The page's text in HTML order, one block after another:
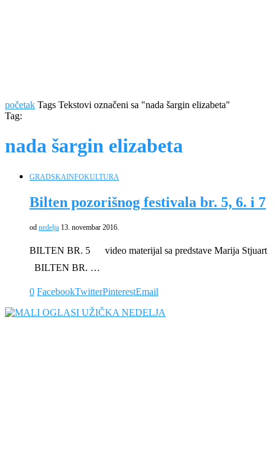
početak Tags Tekstovi označeni sa "nada šargin elizabeta"
Tag:
nada šargin elizabeta
GRADSKAINFOKULTURA
Bilten pozorišnog festivala br. 5, 6. i 7
od nedelja 13. novembar 2016.
BILTEN BR. 5 video materijal sa predstave Marija Stjuart
BILTEN BR. …
0 FacebookTwitterPinterestEmail